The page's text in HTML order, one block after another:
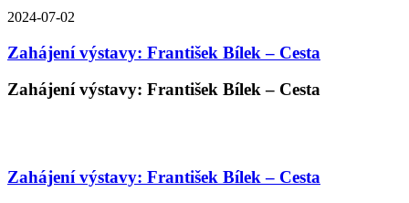
2024-07-02
Zahájení výstavy: František Bílek – Cesta
Zahájení výstavy: František Bílek – Cesta
Zahájení výstavy: František Bílek – Cesta